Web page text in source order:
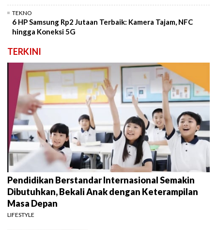
TEKNO
6 HP Samsung Rp2 Jutaan Terbaik: Kamera Tajam, NFC
hingga Koneksi 5G
TERKINI
Pendidikan Berstandar Internasional Semakin
Dibutuhkan, Bekali Anak dengan Keterampilan
Masa Depan
LIFESTYLE